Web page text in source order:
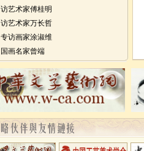
访艺术家傅桂明
访艺术家万长哲
专访画家涂淑维
国画名家曾端